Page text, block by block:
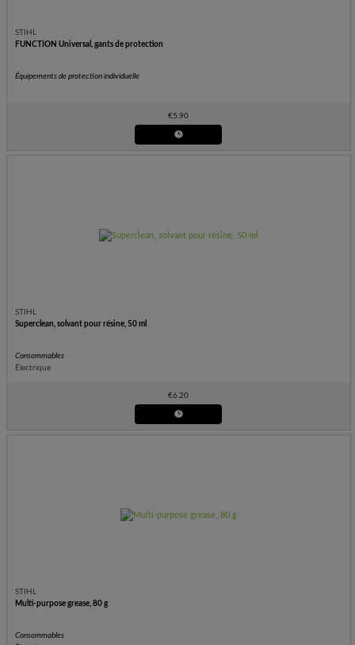
STIHL
FUNCTION Universal, gants de protection
Équipements de protection individuelle
€5.90
STIHL
Superclean, solvant pour résine, 50 ml
Consommables
Électrique
€6.20
STIHL
Multi-purpose grease, 80 g
Consommables